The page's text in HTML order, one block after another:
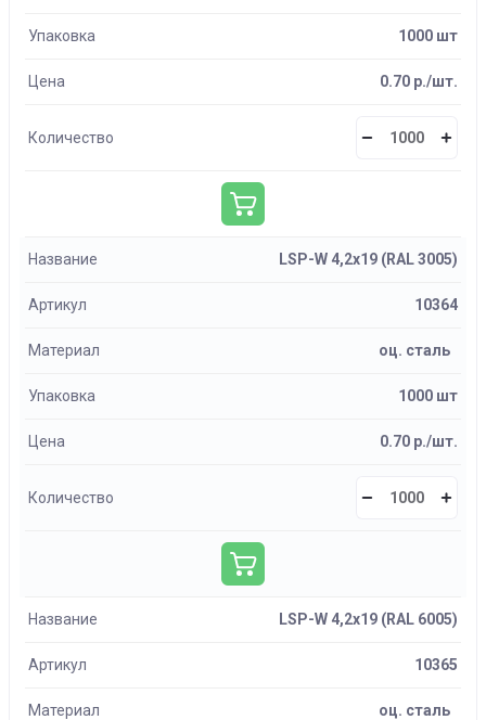
Упаковка 1000 шт
Цена 0.70 р./шт.
Количество
Название LSP-W 4,2х19 (RAL 3005)
Артикул 10364
Материал оц. сталь
Упаковка 1000 шт
Цена 0.70 р./шт.
Количество
Название LSP-W 4,2х19 (RAL 6005)
Артикул 10365
Материал оц. сталь